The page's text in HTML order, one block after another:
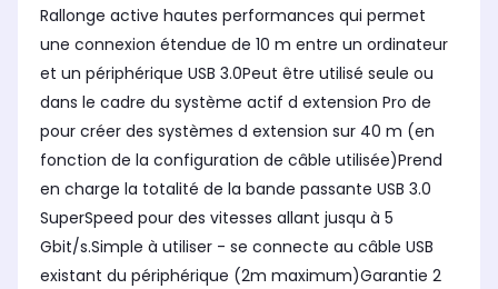
Rallonge active hautes performances qui permet
une connexion étendue de 10 m entre un ordinateur
et un périphérique USB 3.0Peut être utilisé seule ou
dans le cadre du système actif d extension Pro de
pour créer des systèmes d extension sur 40 m (en
fonction de la configuration de câble utilisée)Prend
en charge la totalité de la bande passante USB 3.0
SuperSpeed pour des vitesses allant jusqu à 5
Gbit/s.Simple à utiliser - se connecte au câble USB
existant du périphérique (2m maximum)Garantie 2